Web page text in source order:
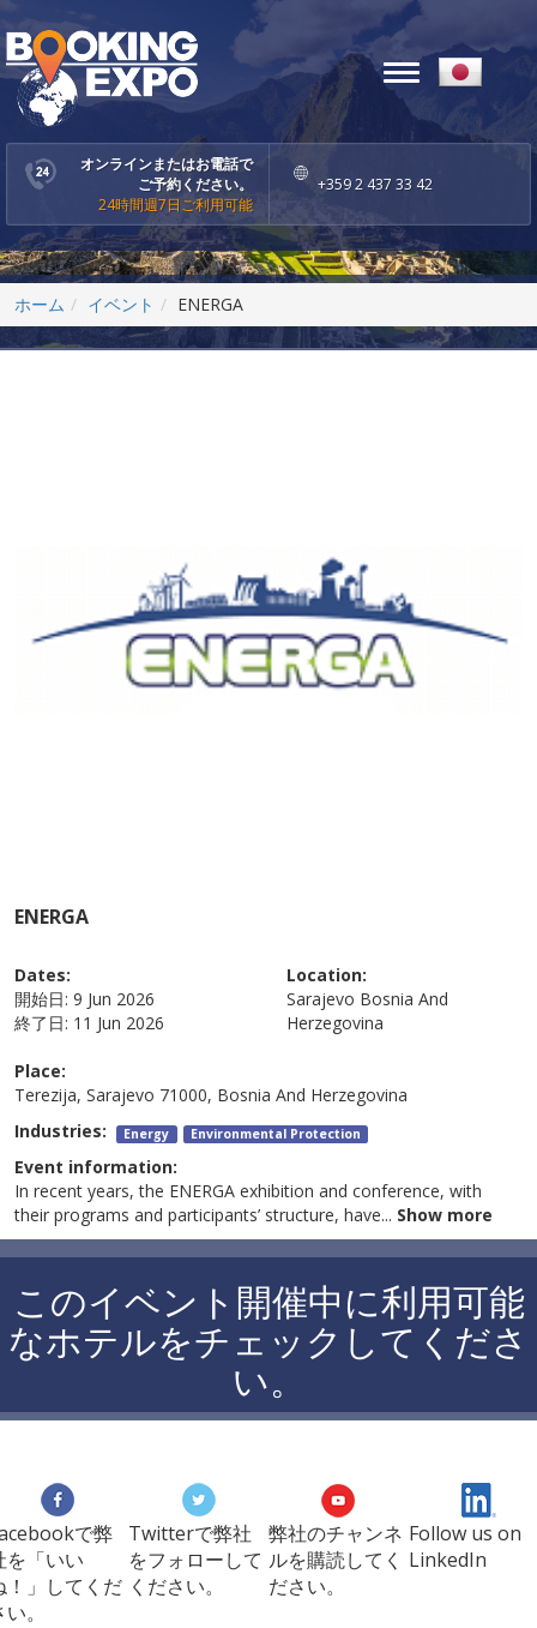
オンラインまたはお電話で
ご予約ください。
24時間週7日ご利用可能
+359 2 437 33 42
Toggle
navigation
ホーム イベント ENERGA
ENERGA
Dates:
開始日: 9 Jun 2026
終了日: 11 Jun 2026
Location:
Sarajevo Bosnia And
Herzegovina
Place:
Terezija, Sarajevo 71000, Bosnia And Herzegovina
Industries: Energy Environmental Protection
Event information:
In recent years, the ENERGA exhibition and conference, with
their programs and participants’ structure, have... Show more
このイベント開催中に利用可能
なホテルをチェックしてくださ
い。
で弊
を「いい
！」してくだ
。
Twitterで弊社
をフォローして
ください。
弊社のチャンネ
ルを購読してく
ださい。
Follow us on
LinkedIn